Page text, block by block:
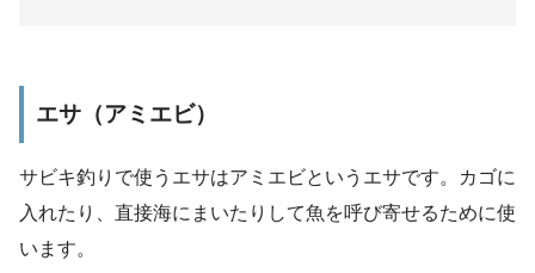
エサ（アミエビ）
サビキ釣りで使うエサはアミエビというエサです。
カゴに
入れたり、直接海にまいたりして魚を呼び寄せるために使
います。